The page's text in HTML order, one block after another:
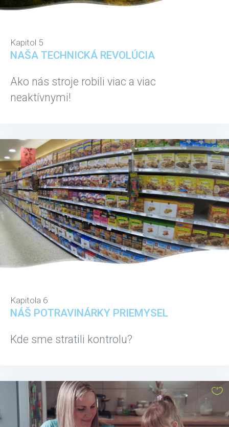
Kapitol 5
NAŠA TECHNICKÁ REVOLÚCIA
Ako nás stroje robili viac a viac
neaktívnymi!
Kapitola 6
NÁŠ POTRAVINÁRKY PRIEMYSEL
Kde sme stratili kontrolu?